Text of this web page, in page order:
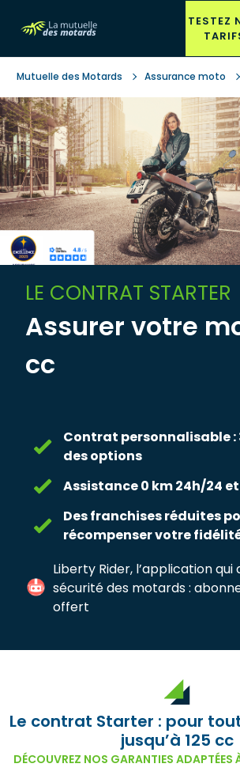
recherche
TESTEZ
Mutuelle des Motards Assurance moto
LE CONTRAT STARTER
Assurer votre
cc
Contrat personnalisable :
des options
Assistance 0 km 24h/24
Des franchises réduites
récompenser votre
Liberty Rider, l’application qui
sécurité des motards :
offert
Le contrat Starter : pour
jusqu’à 125 cc
DÉCOUVREZ NOS GARANTIES ADAPTÉES